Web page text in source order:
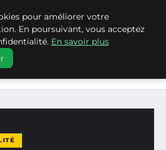
FISCALITÉ
BSPCE ET LEUR FONCTIONNEMENT
pour améliorer votre
En poursuivant, vous acceptez
En savoir plus